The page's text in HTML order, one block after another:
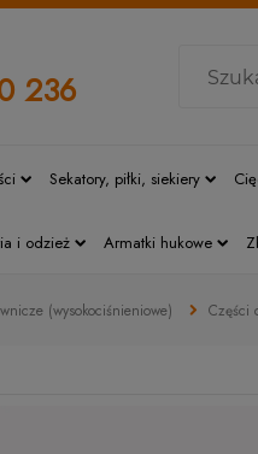
236
Sekatory, piłki, siekiery
i odzież Armatki hukowe
(wysokociśnieniowe) Części